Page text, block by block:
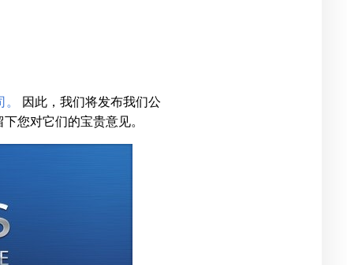
因此，我们将发布我们公
您对它们的宝贵意见。